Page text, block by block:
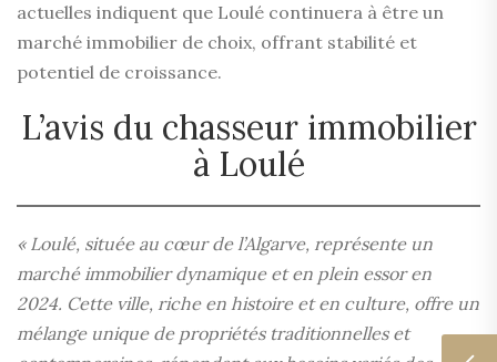
actuelles indiquent que Loulé continuera à être un
marché immobilier de choix, offrant stabilité et
potentiel de croissance.
L’avis du chasseur immobilier
à Loulé
« Loulé, située au cœur de l’Algarve, représente un
marché immobilier dynamique et en plein essor en
2024. Cette ville, riche en histoire et en culture, offre un
mélange unique de propriétés traditionnelles et